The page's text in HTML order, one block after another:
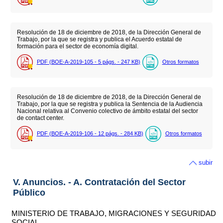
Resolución de 18 de diciembre de 2018, de la Dirección General de
Trabajo, por la que se registra y publica el Acuerdo estatal de
formación para el sector de economía digital.
PDF (BOE-A-2019-105 - 5 págs. - 247 KB) Otros formatos
Resolución de 18 de diciembre de 2018, de la Dirección General de
Trabajo, por la que se registra y publica la Sentencia de la Audiencia
Nacional relativa al Convenio colectivo de ámbito estatal del sector
de contact center.
PDF (BOE-A-2019-106 - 12 págs. - 284 KB) Otros formatos
subir
V. Anuncios. - A. Contratación del Sector
Público
MINISTERIO DE TRABAJO, MIGRACIONES Y SEGURIDAD